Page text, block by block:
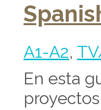
A1-A2,
En esta